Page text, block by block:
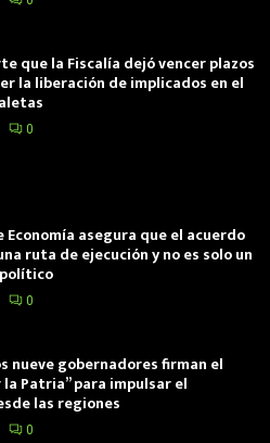
que la Fiscalía dejó vencer plazos
la liberación de implicados en el
0
asegura que el acuerdo
ruta de ejecución y no es solo un
0
nueve gobernadores firman el
la Patria” para impulsar el
las regiones
0